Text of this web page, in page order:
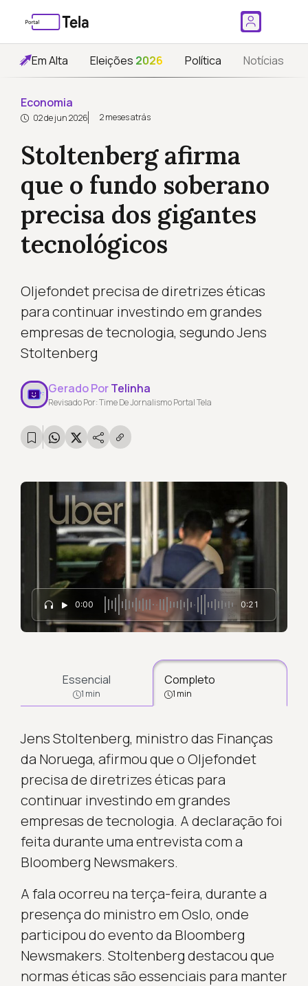
Em Alta Eleições 2026 Política Notícias
Economia
02 de jun 2026 2 meses atrás
Stoltenberg afirma
que o fundo soberano
precisa dos gigantes
tecnológicos
Oljefondet precisa de diretrizes éticas
para continuar investindo em grandes
empresas de tecnologia, segundo Jens
Stoltenberg
Gerado PorTelinha
Revisado Por: Time De Jornalismo Portal Tela
0:00 0:21
Essencial
1 min
Completo
1 min
Jens Stoltenberg, ministro das Finanças
da Noruega, afirmou que o Oljefondet
precisa de diretrizes éticas para
continuar investindo em grandes
empresas de tecnologia. A declaração foi
feita durante uma entrevista com a
Bloomberg Newsmakers.
A fala ocorreu na terça-feira, durante a
presença do ministro em Oslo, onde
participou do evento da Bloomberg
Newsmakers. Stoltenberg destacou que
normas éticas são essenciais para manter